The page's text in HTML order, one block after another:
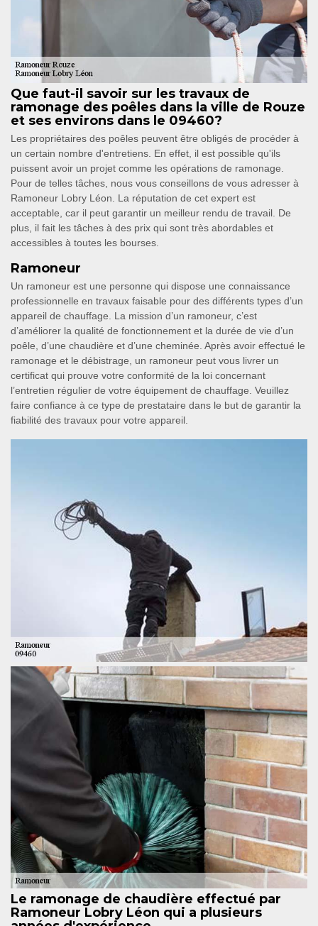
Que faut-il savoir sur les travaux de
ramonage des poêles dans la ville de Rouze
et ses environs dans le 09460?
Les propriétaires des poêles peuvent être obligés de procéder à
un certain nombre d'entretiens. En effet, il est possible qu'ils
puissent avoir un projet comme les opérations de ramonage.
Pour de telles tâches, nous vous conseillons de vous adresser à
Ramoneur Lobry Léon. La réputation de cet expert est
acceptable, car il peut garantir un meilleur rendu de travail. De
plus, il fait les tâches à des prix qui sont très abordables et
accessibles à toutes les bourses.
Ramoneur
Un ramoneur est une personne qui dispose une connaissance
professionnelle en travaux faisable pour des différents types d’un
appareil de chauffage. La mission d’un ramoneur, c’est
d’améliorer la qualité de fonctionnement et la durée de vie d’un
poêle, d’une chaudière et d’une cheminée. Après avoir effectué le
ramonage et le débistrage, un ramoneur peut vous livrer un
certificat qui prouve votre conformité de la loi concernant
l’entretien régulier de votre équipement de chauffage. Veuillez
faire confiance à ce type de prestataire dans le but de garantir la
fiabilité des travaux pour votre appareil.
Le ramonage de chaudière effectué par
Ramoneur Lobry Léon qui a plusieurs